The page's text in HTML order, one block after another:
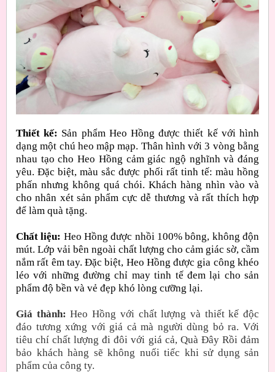
Thiết kế: Sản phẩm Heo Hồng được thiết kế với hình
dạng một chú heo mập mạp. Thân hình với 3 vòng bằng
nhau tạo cho Heo Hồng cảm giác ngộ nghĩnh và đáng
yêu. Đặc biệt, màu sắc được phối rất tinh tế: màu hồng
phấn nhưng không quá chói. Khách hàng nhìn vào và
cho nhân xét sản phẩm cực dễ thương và rất thích hợp
để làm quà tặng.
Chất liệu: Heo Hồng được nhồi 100% bông, không độn
mút. Lớp vải bên ngoài chất lượng cho cảm giác sờ, cầm
nắm rất êm tay. Đặc biệt, Heo Hồng được gia công khéo
léo với những đường chỉ may tinh tế đem lại cho sản
phẩm độ bền và vẻ đẹp khó lòng cưỡng lại.
Giá thành:Heo Hồng với chất lượng và thiết kế độc
đáo tương xứng với giá cả mà người dùng bỏ ra. Với
tiêu chí chất lượng đi đôi với giá cả, Quà Đây Rồi đảm
bảo khách hàng sẽ không nuối tiếc khi sử dụng sản
phẩm của công ty.